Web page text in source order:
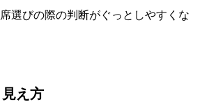
選びの際の判断がぐっとしやすくな
え方